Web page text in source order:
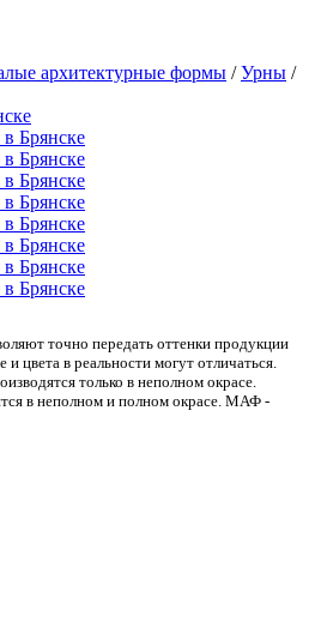
архитектурные формы /Урны /
точно передать оттенки продукции
и цвета в реальности могут отличаться.
только в неполном окрасе.
в неполном и полном окрасе. МАФ -